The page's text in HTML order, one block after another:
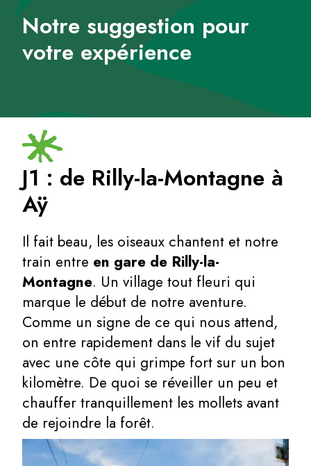
Notre suggestion pour
votre expérience
J1 : de Rilly-la-Montagne à
Aÿ
Il fait beau, les oiseaux chantent et notre
train entre en gare de Rilly-la-
Montagne. Un village tout fleuri qui
marque le début de notre aventure.
Comme un signe de ce qui nous attend,
on entre rapidement dans le vif du sujet
avec une côte qui grimpe fort sur un bon
kilomètre. De quoi se réveiller un peu et
chauffer tranquillement les mollets avant
de rejoindre la forêt.